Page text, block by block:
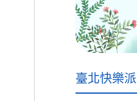
臺北快樂派